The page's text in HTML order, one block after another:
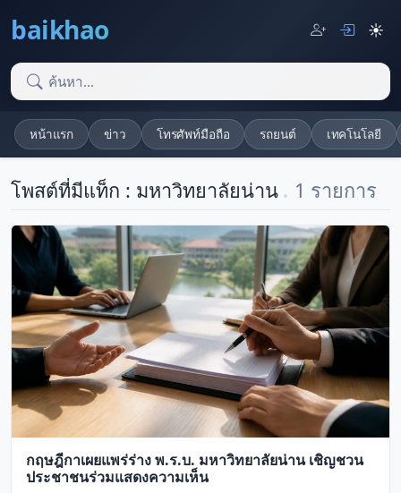
baikhao ☀️
หน้าแรก ข่าว โทรศัพท์มือถือ รถยนต์ เทคโนโลยี
โพสต์ที่มีแท็ก : มหาวิทยาลัยน่าน 1 รายการ
กฤษฎีกาเผยแพร่ร่าง พ.ร.บ. มหาวิทยาลัยน่าน เชิญชวน
ประชาชนร่วมแสดงความเห็น